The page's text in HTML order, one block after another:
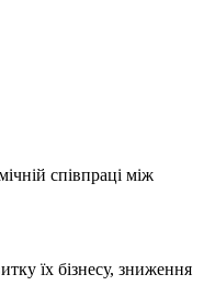
співпраці між
їх бізнесу, зниження